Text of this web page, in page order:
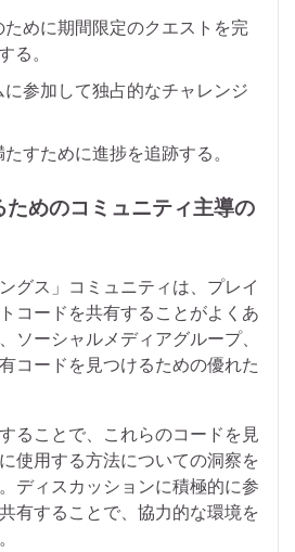
めに期間限定のクエストを完
る。
参加して独占的なチャレンジ
すために進捗を追跡する。
ためのコミュニティ主導の
グス」コミュニティは、プレイ
コードを共有することがよくあ
ソーシャルメディアグループ、
コードを見つけるための優れた
ることで、これらのコードを見
使用する方法についての洞察を
ディスカッションに積極的に参
有することで、協力的な環境を